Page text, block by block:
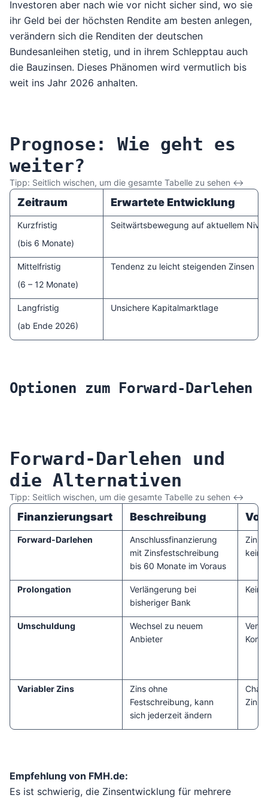
Investoren aber nach wie vor nicht sicher sind, wo sie
ihr Geld bei der höchsten Rendite am besten anlegen,
verändern sich die Renditen der deutschen
Bundesanleihen stetig, und in ihrem Schlepptau auch
die Bauzinsen. Dieses Phänomen wird vermutlich bis
weit ins Jahr 2026 anhalten.
Prognose: Wie geht es
weiter?
Tipp: Seitlich wischen, um die gesamte Tabelle zu sehen ↔︎
Prognose: Wie geht es weiter?
Zeitraum Erwartete Entwicklung
Kurzfristig
(bis 6 Monate)
Seitwärtsbewegung auf aktuellem
Mittelfristig
(6 – 12 Monate)
Tendenz zu leicht steigenden Zinsen
Langfristig
(ab Ende 2026)
Unsichere Kapitalmarktlage
Optionen zum Forward-Darlehen
Forward-Darlehen und
die Alternativen
Tipp: Seitlich wischen, um die gesamte Tabelle zu sehen ↔︎
Forward-Darlehen und die Alternativen
Finanzierungsart Beschreibung
Forward-Darlehen
Anschlussfinanzierung
mit Zinsfestschreibung
bis 60 Monate im Voraus
Prolongation
Verlängerung bei
bisheriger Bank
Kein
Umschuldung
Wechsel zu neuem
Anbieter
Variabler Zins
Zins ohne
Festschreibung, kann
sich jederzeit ändern
Empfehlung von FMH.de:
Es ist schwierig, die Zinsentwicklung für mehrere